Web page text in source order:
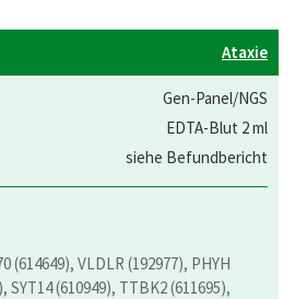
Ataxie
Gen-Panel/NGS
EDTA-Blut 2 ml
siehe Befundbericht
(614649), VLDLR (192977), PHYH
SYT14 (610949), TTBK2 (611695),